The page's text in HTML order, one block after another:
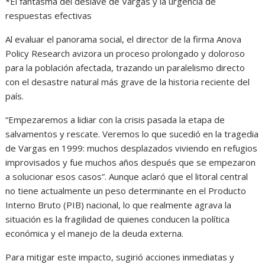
respuestas efectivas
Al evaluar el panorama social, el director de la firma Anova
Policy Research avizora un proceso prolongado y doloroso
para la población afectada, trazando un paralelismo directo
con el desastre natural más grave de la historia reciente del
país.
“Empezaremos a lidiar con la crisis pasada la etapa de
salvamentos y rescate. Veremos lo que sucedió en la tragedia
de Vargas en 1999: muchos desplazados viviendo en refugios
improvisados y fue muchos años después que se empezaron
a solucionar esos casos”. Aunque aclaró que el litoral central
no tiene actualmente un peso determinante en el Producto
Interno Bruto (PIB) nacional, lo que realmente agrava la
situación es la fragilidad de quienes conducen la política
económica y el manejo de la deuda externa.
Para mitigar este impacto, sugirió acciones inmediatas y